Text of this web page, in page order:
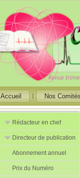
Accueil Nos Comités
Rédacteur en chef
Rédacteurs en
Chef Adjoint
Directeur de publication
Directeur de
publication
adjoint
Abonnement annuel
Prix du Numéro